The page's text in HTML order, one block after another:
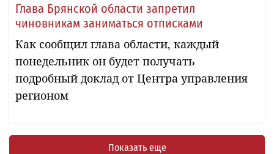
Глава Брянской области запретил
чиновникам заниматься отписками
Как сообщил глава области, каждый
понедельник он будет получать
подробный доклад от Центра управления
регионом
Показать еще